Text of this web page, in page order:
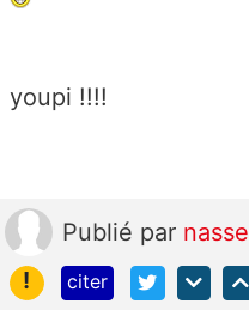
youpi !!!!
Publié par nasse
!
citer